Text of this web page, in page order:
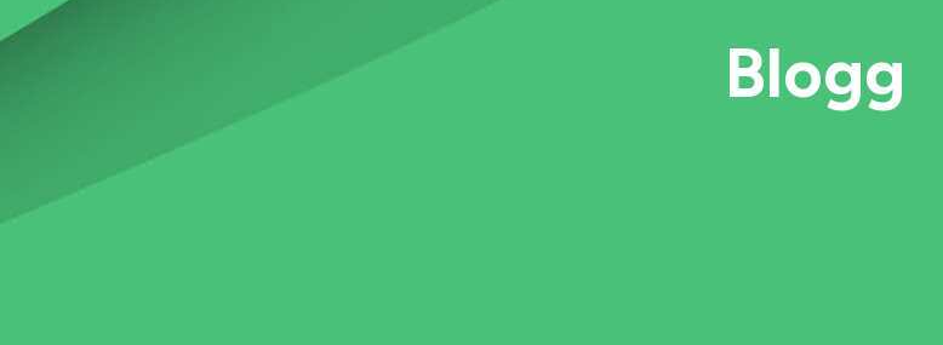
Blogg